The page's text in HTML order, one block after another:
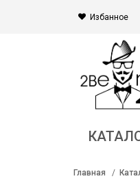
Избанное
Главная